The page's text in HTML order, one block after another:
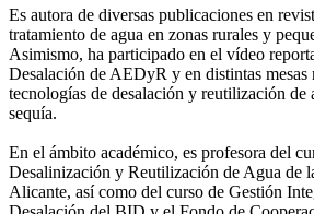
Es autora de diversas publicaciones en
tratamiento de agua en zonas rurales y
Asimismo, ha participado en el vídeo
Desalación de AEDyR y en distintas mesas
tecnologías de desalación y reutilización de
sequía.
En el ámbito académico, es profesora del
Desalinización y Reutilización de Agua de
Alicante, así como del curso de Gestión